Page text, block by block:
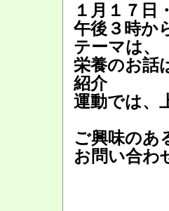
１月１７日
午後３時か
テーマは、
栄養のお話
紹介
運動では、
ご興味のあ
お問い合わ